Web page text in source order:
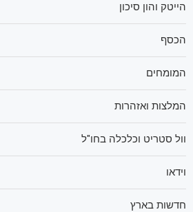
הייטק והון סיכון
הכסף
המומחים
המלצות ואזהרות
וול סטריט וכלכלה בחו"ל
וידאו
חדשות בארץ